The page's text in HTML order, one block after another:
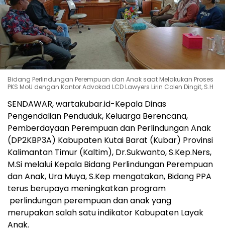
Bidang Perlindungan Perempuan dan Anak saat Melakukan Proses
PKS MoU dengan Kantor Advokad LCD Lawyers Lirin Colen Dingit, S.H
SENDAWAR, wartakubar.id-Kepala Dinas
Pengendalian Penduduk, Keluarga Berencana,
Pemberdayaan Perempuan dan Perlindungan Anak
(DP2KBP3A) Kabupaten Kutai Barat (Kubar) Provinsi
Kalimantan Timur (Kaltim), Dr.Sukwanto, S.Kep.Ners,
M.Si melalui Kepala Bidang Perlindungan Perempuan
dan Anak, Ura Muya, S.Kep mengatakan, Bidang PPA
terus berupaya meningkatkan program
perlindungan perempuan dan anak yang
merupakan salah satu indikator Kabupaten Layak
Anak.